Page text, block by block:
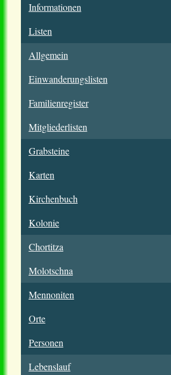
Informationen
Listen
Allgemein
Einwanderungslisten
Familienregister
Mitgliederlisten
Grabsteine
Karten
Kirchenbuch
Kolonie
Chortitza
Molotschna
Mennoniten
Orte
Personen
Lebenslauf